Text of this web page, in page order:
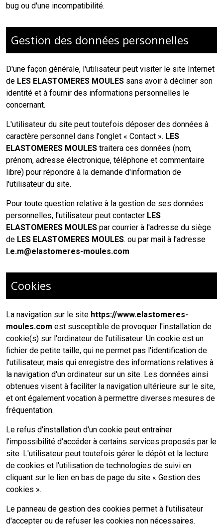
bug ou d'une incompatibilité.
Gestion des données personnelles
D'une façon générale, l'utilisateur peut visiter le site Internet
de LES ELASTOMERES MOULES sans avoir à décliner son
identité et à fournir des informations personnelles le
concernant.
L'utilisateur du site peut toutefois déposer des données à
caractère personnel dans l'onglet « Contact ». LES
ELASTOMERES MOULES traitera ces données (nom,
prénom, adresse électronique, téléphone et commentaire
libre) pour répondre à la demande d'information de
l'utilisateur du site.
Pour toute question relative à la gestion de ses données
personnelles, l'utilisateur peut contacter LES
ELASTOMERES MOULES par courrier à l'adresse du siège
de LES ELASTOMERES MOULES. ou par mail à l'adresse
l.e.m@elastomeres-moules.com
Cookies
La navigation sur le site https://www.elastomeres-
moules.com est susceptible de provoquer l'installation de
cookie(s) sur l'ordinateur de l'utilisateur. Un cookie est un
fichier de petite taille, qui ne permet pas l'identification de
l'utilisateur, mais qui enregistre des informations relatives à
la navigation d'un ordinateur sur un site. Les données ainsi
obtenues visent à faciliter la navigation ultérieure sur le site,
et ont également vocation à permettre diverses mesures de
fréquentation.
Le refus d'installation d'un cookie peut entraîner
l'impossibilité d'accéder à certains services proposés par le
site. L'utilisateur peut toutefois gérer le dépôt et la lecture
de cookies et l'utilisation de technologies de suivi en
cliquant sur le lien en bas de page du site « Gestion des
cookies ».
Le panneau de gestion des cookies permet à l'utilisateur
d'accepter ou de refuser les cookies non nécessaires.